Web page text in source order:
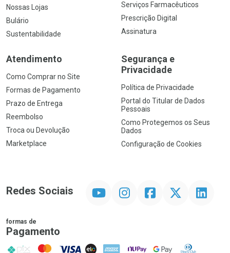
Nossas Lojas
Bulário
Sustentabilidade
Serviços Farmacêuticos
Prescrição Digital
Assinatura
Atendimento
Como Comprar no Site
Formas de Pagamento
Prazo de Entrega
Reembolso
Troca ou Devolução
Marketplace
Segurança e
Privacidade
Política de Privacidade
Portal do Titular de Dados
Pessoais
Como Protegemos os Seus
Dados
Configuração de Cookies
Redes Sociais InstagramFacebookTwitter Linkedin
formas de
Pagamento
PIX MasterCard
VISA ELO AMEX NuPay Google PayDiners Club